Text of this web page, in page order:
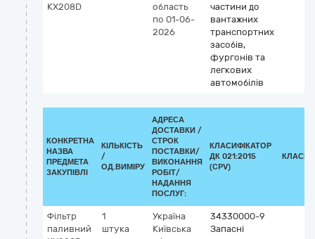
KX208D
область
по 01-06-
2026
частини до
вантажних
транспортних
засобів,
фургонів та
легкових
автомобілів
КОНКРЕТНА
НАЗВА
ПРЕДМЕТА
ЗАКУПІВЛІ
КІЛЬКІСТЬ
/
ОД.ВИМІРУ
АДРЕСА
ДОСТАВКИ /
СТРОК
ПОСТАВКИ/
ВИКОНАННЯ
РОБІТ/
НАДАННЯ
ПОСЛУГ:
КЛАСИФІКАТОР
ДК 021:2015
(CPV)
Фільтр
паливний
1
штука
Україна
Київська
34330000-9
Запасні